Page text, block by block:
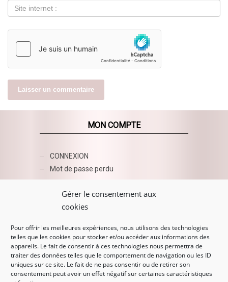
Gérer le consentement aux
cookies
Pour offrir les meilleures expériences, nous utilisons des technologies
telles que les cookies pour stocker et/ou accéder aux informations des
appareils. Le fait de consentir à ces technologies nous permettra de
traiter des données telles que le comportement de navigation ou les ID
uniques sur ce site. Le fait de ne pas consentir ou de retirer son
consentement peut avoir un effet négatif sur certaines caractéristiques
MON COMPTE
CONNEXION
Mot de passe perdu
AZUR BEAUTY ESHOP